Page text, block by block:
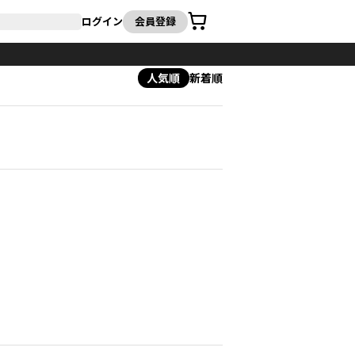
ログイン 会員登録
カート
人気順 新着順